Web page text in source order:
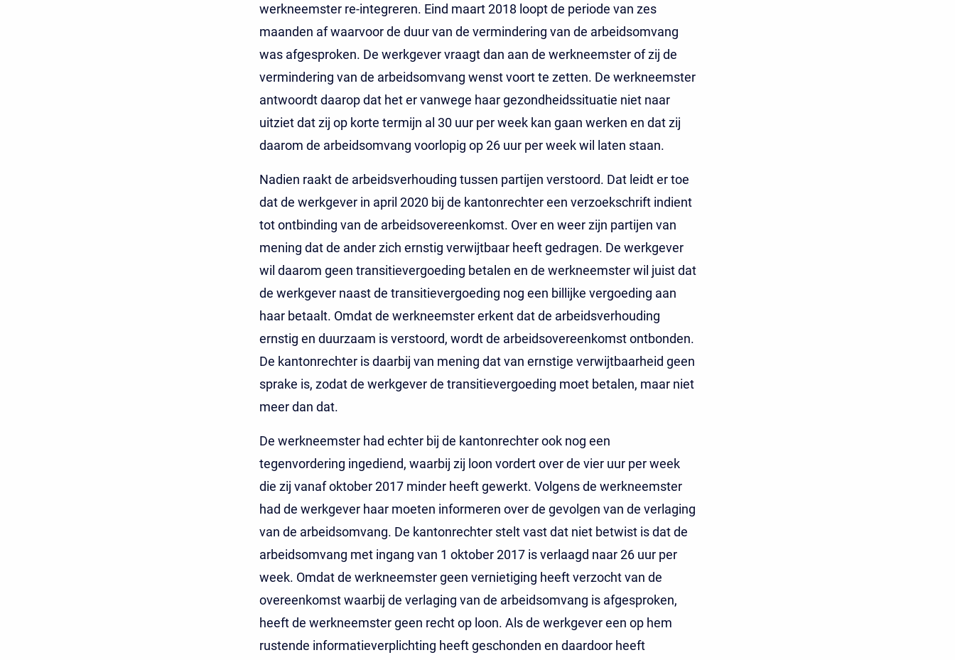
werkneemster re-integreren. Eind maart 2018 loopt de periode van zes
maanden af waarvoor de duur van de vermindering van de arbeidsomvang
was afgesproken. De werkgever vraagt dan aan de werkneemster of zij de
vermindering van de arbeidsomvang wenst voort te zetten. De werkneemster
antwoordt daarop dat het er vanwege haar gezondheidssituatie niet naar
uitziet dat zij op korte termijn al 30 uur per week kan gaan werken en dat zij
daarom de arbeidsomvang voorlopig op 26 uur per week wil laten staan.
Nadien raakt de arbeidsverhouding tussen partijen verstoord. Dat leidt er toe
dat de werkgever in april 2020 bij de kantonrechter een verzoekschrift indient
tot ontbinding van de arbeidsovereenkomst. Over en weer zijn partijen van
mening dat de ander zich ernstig verwijtbaar heeft gedragen. De werkgever
wil daarom geen transitievergoeding betalen en de werkneemster wil juist dat
de werkgever naast de transitievergoeding nog een billijke vergoeding aan
haar betaalt. Omdat de werkneemster erkent dat de arbeidsverhouding
ernstig en duurzaam is verstoord, wordt de arbeidsovereenkomst ontbonden.
De kantonrechter is daarbij van mening dat van ernstige verwijtbaarheid geen
sprake is, zodat de werkgever de transitievergoeding moet betalen, maar niet
meer dan dat.
De werkneemster had echter bij de kantonrechter ook nog een
tegenvordering ingediend, waarbij zij loon vordert over de vier uur per week
die zij vanaf oktober 2017 minder heeft gewerkt. Volgens de werkneemster
had de werkgever haar moeten informeren over de gevolgen van de verlaging
van de arbeidsomvang. De kantonrechter stelt vast dat niet betwist is dat de
arbeidsomvang met ingang van 1 oktober 2017 is verlaagd naar 26 uur per
week. Omdat de werkneemster geen vernietiging heeft verzocht van de
overeenkomst waarbij de verlaging van de arbeidsomvang is afgesproken,
heeft de werkneemster geen recht op loon. Als de werkgever een op hem
rustende informatieverplichting heeft geschonden en daardoor heeft